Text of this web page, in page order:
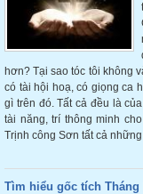
hơn? Tại sao tóc tôi không
có tài hội hoạ, có giọng ca
gì trên đó. Tất cả đều là
tài năng, trí thông minh
Trịnh công Sơn tất cả
Tìm hiểu gốc tích Tháng